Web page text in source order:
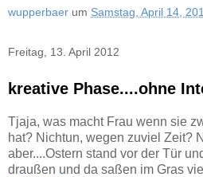
wupperbaer um Samstag, April 14,
Freitag, 13. April 2012
kreative Phase....ohne
Tjaja, was macht Frau wenn sie
hat? Nichtun, wegen zuviel Zeit?
aber....Ostern stand vor der Tür
draußen und da saßen im Gras